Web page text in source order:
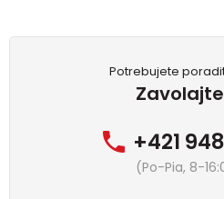
Potrebujete
+421
(Po-Pia, 8-